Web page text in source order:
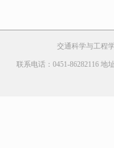
交通科学与工程
联系电话：0451-86282116 地